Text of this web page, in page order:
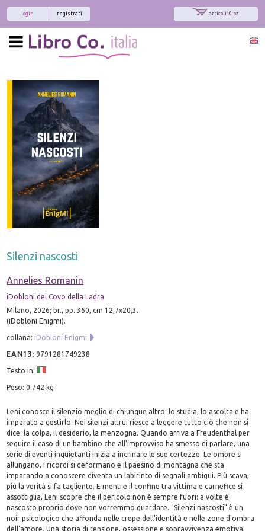
articoli: 0 pz.
registrati
login
Silenzi nascosti
Annelies Romanin
iDobloni del Covo della Ladra
Milano, 2026; br., pp. 360, cm 12,7x20,3.
(iDobloni Enigmi).
collana: iDobloni Enigmi
EAN13 :9791281749238
Testo in:
Peso: 0.742 kg
Leni conosce il silenzio meglio di chiunque altro: lo studia, lo ascolta e ha
imparato a gestirlo. Nei silenzi altrui riesce a leggere tutto ciò che non si
dice: la colpa, il desiderio, la menzogna. Quando arriva a Freudenthal per
seguire il caso di un bambino che all'improvviso ha smesso di parlare, una
serie di eventi inquietanti inizia a incrinare le sue certezze. Le ombre si
allungano, i ricordi si deformano e il paesino di montagna che sta
imparando a conoscere diventa un labirinto di segnali ambigui. Più scava,
più la verità si fa tagliente. E mentre il confine tra vittima e carnefice si
assottiglia, Leni scopre che il pericolo non è sempre fuori: a volte è
nascosto proprio dove non vorremmo guardare. "Silenzi nascosti" è un
noir psicologico che affonda nelle crepe dell'identità e nelle zone d'ombra
dell'amore. Una storia di tensione, ossessione e sopravvivenza emotiva,